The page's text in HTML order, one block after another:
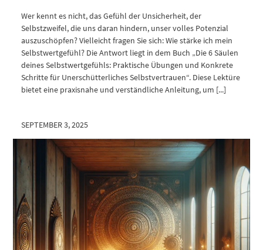
Wer kennt es nicht, das Gefühl der Unsicherheit, der
Selbstzweifel, die uns daran hindern, unser volles Potenzial
auszuschöpfen? Vielleicht fragen Sie sich: Wie stärke ich mein
Selbstwertgefühl? Die Antwort liegt in dem Buch „Die 6 Säulen
deines Selbstwertgefühls: Praktische Übungen und Konkrete
Schritte für Unerschütterliches Selbstvertrauen“. Diese Lektüre
bietet eine praxisnahe und verständliche Anleitung, um [...]
SEPTEMBER 3, 2025